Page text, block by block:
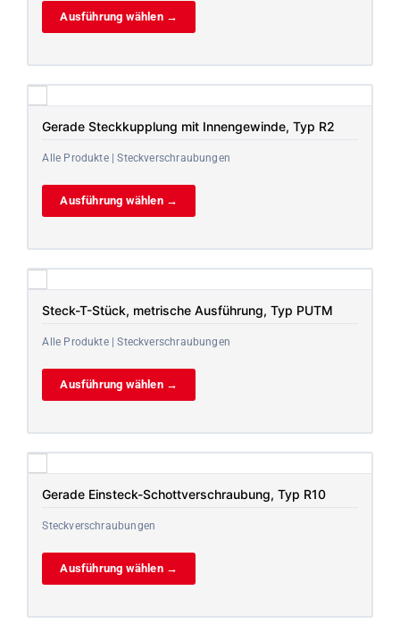
Ausführung wählen →
Gerade Steckkupplung mit Innengewinde, Typ R2
Alle Produkte | Steckverschraubungen
Ausführung wählen →
Steck-T-Stück, metrische Ausführung, Typ PUTM
Alle Produkte | Steckverschraubungen
Ausführung wählen →
Gerade Einsteck-Schottverschraubung, Typ R10
Steckverschraubungen
Ausführung wählen →